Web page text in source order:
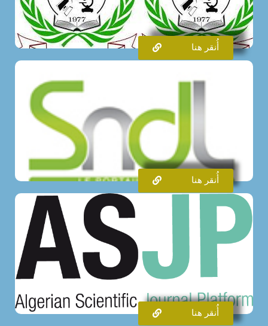
أُنقر هنا
أُنقر هنا
أُنقر هنا